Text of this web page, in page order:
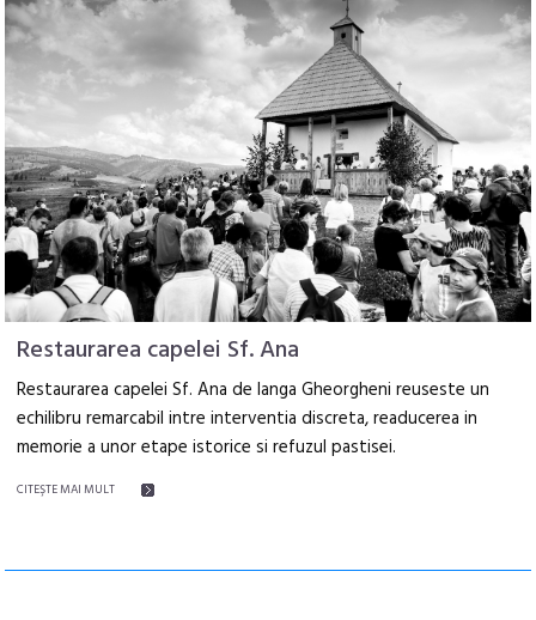
Restaurarea capelei Sf. Ana
Restaurarea capelei Sf. Ana de langa Gheorgheni reuseste un
echilibru remarcabil intre interventia discreta, readucerea in
memorie a unor etape istorice si refuzul pastisei.
CITEŞTE MAI MULT